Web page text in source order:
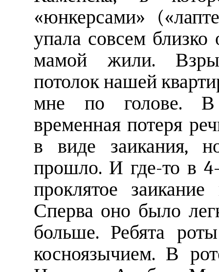
«юнкерсами»
упала совсем
мамой жили.
потолок нашей
мне по голове. В
временная потеря
в виде заикания,
прошло. И где-то в
проклятое
Сперва оно было
больше. Ребята
косноязычием. В